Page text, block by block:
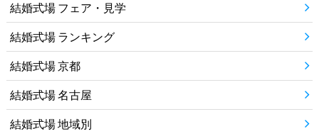
結婚式場 フェア・見学
結婚式場 ランキング
結婚式場 京都
結婚式場 名古屋
結婚式場 地域別